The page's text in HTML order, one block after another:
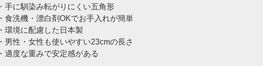
・手に馴染み転がりにくい五角形
・食洗機・漂白剤OKでお手入れが簡単
・環境に配慮した日本製
・男性・女性も使いやすい23cmの長さ
・適度な重みで安定感がある